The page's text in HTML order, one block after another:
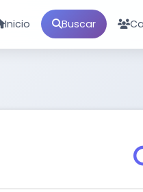
Inicio Buscar